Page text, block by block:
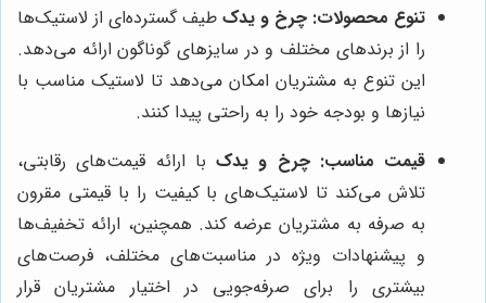
تنوع محصولات: چرخ و یدک طیف گسترده‌ای از لاستیک‌ها
را از برندهای مختلف و در سایزهای گوناگون ارائه می‌دهد.
این تنوع به مشتریان امکان می‌دهد تا لاستیک مناسب با
نیازها و بودجه خود را به راحتی پیدا کنند.
قیمت مناسب: چرخ و یدک با ارائه قیمت‌های رقابتی،
تلاش می‌کند تا لاستیک‌های با کیفیت را با قیمتی مقرون
به صرفه به مشتریان عرضه کند. همچنین، ارائه تخفیف‌ها
و پیشنهادات ویژه در مناسبت‌های مختلف، فرصت‌های
بیشتری را برای صرفه‌جویی در اختیار مشتریان قرار